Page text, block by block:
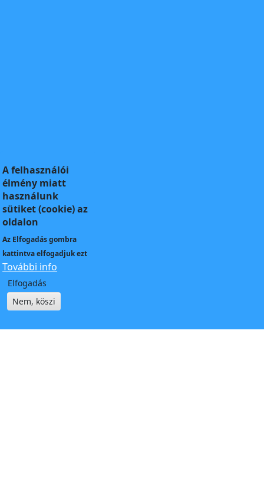
A felhasználói
élmény miatt
használunk
sütiket (cookie) az
oldalon
Az Elfogadásgombra
kattintva elfogadjuk ezt
További info
Elfogadás
Nem, köszi